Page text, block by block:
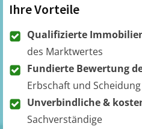
Ihre Vorteile
Qualifizierte
des Marktwertes
Fundierte Bewertung
Erbschaft und Scheidung
Unverbindliche &
Sachverständige